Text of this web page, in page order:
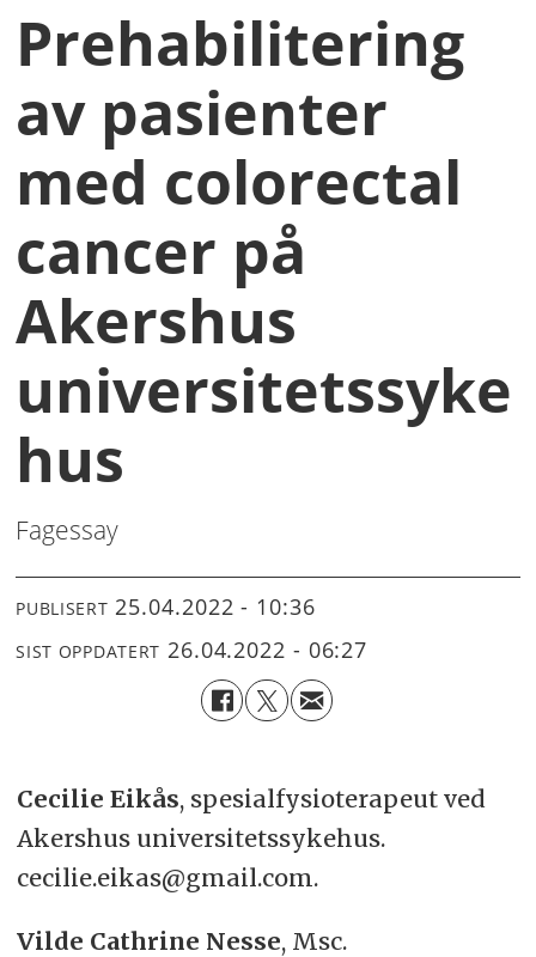
Prehabilitering
av pasienter
med colorectal
cancer på
Akershus
universitetssyke
hus
Fagessay
PUBLISERT 25.04.2022 - 10:36
SIST OPPDATERT 26.04.2022 - 06:27
Cecilie Eikås, spesialfysioterapeut ved
Akershus universitetssykehus.
cecilie.eikas@gmail.com.
Vilde Cathrine Nesse, Msc.